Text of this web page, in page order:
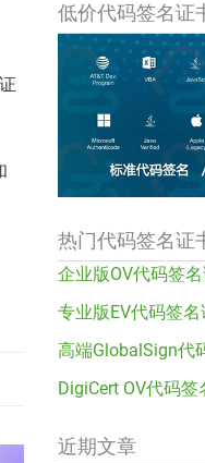
低价代码签名证
热门代码签名证
企业版OV代码签
专业版EV代码签
高端GlobalSign代
DigiCert OV代码
近期文章